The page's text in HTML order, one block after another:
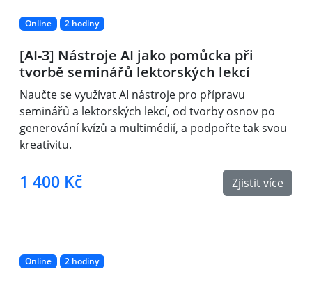
Online 2 hodiny
[AI-3] Nástroje AI jako pomůcka při
tvorbě seminářů lektorských lekcí
Naučte se využívat AI nástroje pro přípravu
seminářů a lektorských lekcí, od tvorby osnov po
generování kvízů a multimédií, a podpořte tak svou
kreativitu.
1 400 Kč Zjistit více
Online 2 hodiny